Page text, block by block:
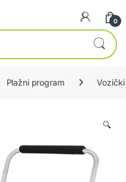
0
Plažni program Vozički
🔍